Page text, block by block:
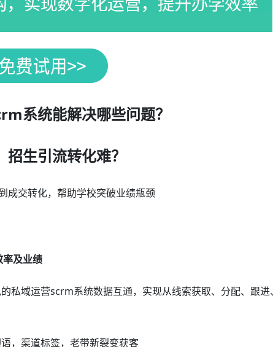
系统能解决哪些问题？
招生引流转化难？
成交转化，帮助学校突破业绩瓶颈
及业绩
私域运营scrm系统数据互通，实现从线索获取、分配、跟进
，渠道标签，老带新裂变获客